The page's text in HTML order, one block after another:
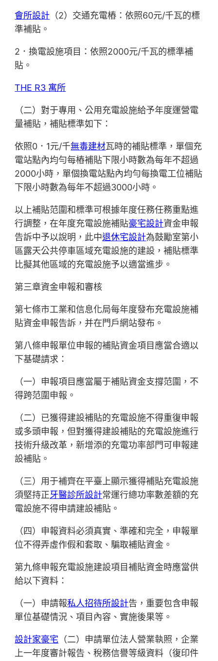
會所設計 （2）交通充電樁：依照60元/千瓦的標
準補貼。
2．換電設施項目：依照2000元/千瓦的標準補
貼。
THE R3 寓所
（二）對于專用、公用充電設施給予年度運營電
量補貼，補貼標準如下：
依照0．1元/千無毒建材瓦時的補貼標準，單個充
電站點內均勻每樁補貼下限小時數為每年不超過
2000小時，單個換電站點內均勻每換電工位補貼
下限小時數為每年不超過3000小時。
以上補貼范圍和標準可根據年度任務任務重點進
行調整，在年度充電設施補貼豪宅設計資金申報
告訴中予以說明，此中退休宅設計為鼓勵室第小
區露天公共停車區域充電設施的建設，補貼標準
比擬其他區域的充電設施予以適當進步。
第三章資金申報和審核
第七條市工業和信息化局每年度發布充電設施補
貼資金申報告訴，并在門戶網站發布。
第八條申報單位申報的補貼資金項目應當合適以
下基礎請求：
（一）申報項目應當屬于補貼資金支撐范圍，不
得跨范圍申報。
（二）已獲得建設補貼的充電設施不得重復申報
或多頭申報，但對獲得建設補貼的充電設施進行
技術升級改革，新增添的充電功率部門可申報建
設補貼。
（三）用于補齊在平臺上顯示獲得補貼充電設施
須堅持正牙醫診所設計常運行總功率數差額的充
電設施不得申請建設補貼。
（四）申報資料必須真實、準確和完全，申報單
位不得弄虛作假和套取、騙取補貼資金。
第九條申報充電設施建設項目補貼資金時應當供
給以下資料：
（一）申請報私人招待所設計告，重要包含申報
單位基礎情況、項目內容、實施後果等。
設計家豪宅 （二）申請單位法人營業執照，企業
上一年度審計報告、稅務信譽等級資料（復印件